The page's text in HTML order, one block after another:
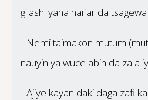
gilashi yana haifar da
- Nemi taimakon mutum
nauyin ya wuce abin da za a
- Ajiye kayan daki daga zafi